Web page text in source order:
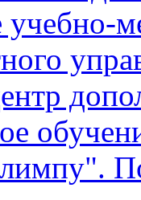
учебно-